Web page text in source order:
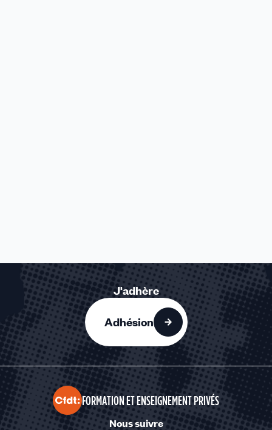
J'adhère
Adhésion
FORMATION ET ENSEIGNEMENT PRIVÉS
Nous suivre